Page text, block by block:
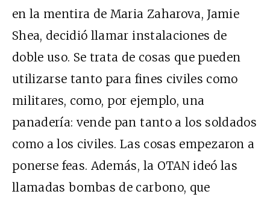
en la mentira de Maria Zaharova, Jamie
Shea, decidió llamar instalaciones de
doble uso. Se trata de cosas que pueden
utilizarse tanto para fines civiles como
militares, como, por ejemplo, una
panadería: vende pan tanto a los soldados
como a los civiles. Las cosas empezaron a
ponerse feas. Además, la OTAN ideó las
llamadas bombas de carbono, que